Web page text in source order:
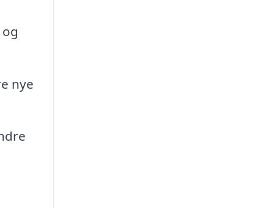
nye